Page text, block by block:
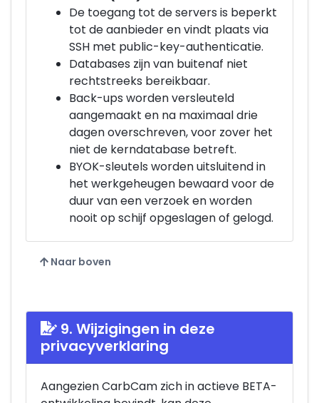
De toegang tot de servers is beperkt
tot de aanbieder en vindt plaats via
SSH met public-key-authenticatie.
Databases zijn van buitenaf niet
rechtstreeks bereikbaar.
Back-ups worden versleuteld
aangemaakt en na maximaal drie
dagen overschreven, voor zover het
niet de kerndatabase betreft.
BYOK-sleutels worden uitsluitend in
het werkgeheugen bewaard voor de
duur van een verzoek en worden
nooit op schijf opgeslagen of gelogd.
Naar boven
9. Wijzigingen in deze
privacyverklaring
Aangezien CarbCam zich in actieve BETA-